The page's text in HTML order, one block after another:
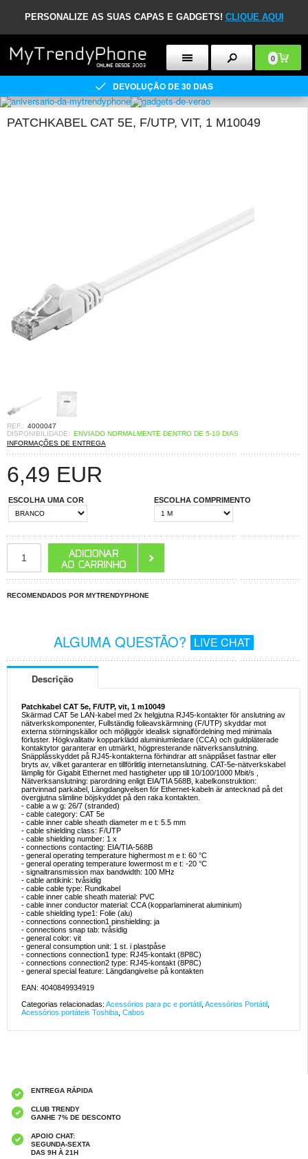
PERSONALIZE AS SUAS CAPAS E GADGETS! CLIQUE AQUI
0
DEVOLUÇÃO DE 30 DIAS
PATCHKABEL CAT 5E, F/UTP, VIT, 1 M10049
REF.: 4000047
DISPONIBILIDADE: ENVIADO NORMALMENTE DENTRO DE 5-10 DIAS
INFORMAÇÕES DE ENTREGA
6,49 EUR
ESCOLHA UMA COR ESCOLHA COMPRIMENTO
RECOMENDADOS POR MYTRENDYPHONE
ALGUMA QUESTÃO? LIVE CHAT
Descrição
Patchkabel CAT 5e, F/UTP, vit, 1 m10049
Skärmad CAT 5e LAN-kabel med 2x helgjutna RJ45-kontakter för anslutning av
nätverkskomponenter, Fullständig folieavskärmning (F/UTP) skyddar mot
externa störningskällor och möjliggör idealisk signalfördelning med minimala
förluster. Högkvalitativ kopparklädd aluminiumledare (CCA) och guldpläterade
kontaktytor garanterar en utmärkt, högpresterande nätverksanslutning.
Snäpplåsskyddet på RJ45-kontakterna förhindrar att snäpplåset fastnar eller
bryts av, vilket garanterar en tillförlitlig internetanslutning. CAT-5e-nätverkskabel
lämplig för Gigabit Ethernet med hastigheter upp till 10/100/1000 Mbit/s ,
Nätverksanslutning: parordning enligt EIA/TIA 568B, kabelkonstruktion:
partvinnad parkabel, Längdangivelsen för Ethernet-kabeln är antecknad på det
övergjutna slimline böjskyddet på den raka kontakten.
- cable a w g: 26/7 (stranded)
- cable category: CAT 5e
- cable inner cable sheath diameter m e t: 5.5 mm
- cable shielding class: F/UTP
- cable shielding number: 1 x
- connections contacting: EIA/TIA-568B
- general operating temperature highermost m e t: 60 °C
- general operating temperature lowermost m e t: -20 °C
- signaltransmission max bandwidth: 100 MHz
- cable antikink: tvåsidig
- cable cable type: Rundkabel
- cable inner cable sheath material: PVC
- cable inner conductor material: CCA (kopparlaminerat aluminium)
- cable shielding type1: Folie (alu)
- connections connection1 pinshielding: ja
- connections snap tab: tvåsidig
- general color: vit
- general consumption unit: 1 st. i plastpåse
- connections connection1 type: RJ45-kontakt (8P8C)
- connections connection2 type: RJ45-kontakt (8P8C)
- general special feature: Längdangivelse på kontakten
EAN: 4040849934919
Categorias relacionadas: Acessórios para pc e portátil Acessórios Portátil
Acessórios portáteis Toshiba Cabos
ENTREGA RÁPIDA
CLUB TRENDY
GANHE 7% DE DESCONTO
APOIO CHAT:
SEGUNDA-SEXTA
DAS 9H À 21H